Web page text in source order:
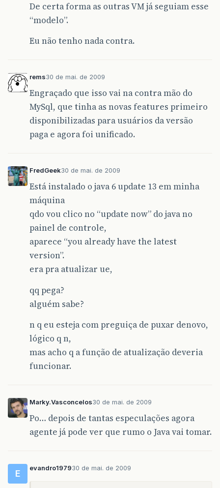
De certa forma as outras VM já seguiam esse
“modelo”.
Eu não tenho nada contra.
rems30 de mai. de 2009
Engraçado que isso vai na contra mão do
MySql, que tinha as novas features primeiro
disponibilizadas para usuários da versão
paga e agora foi unificado.
FredGeek30 de mai. de 2009
Está instalado o java 6 update 13 em minha
máquina
qdo vou clico no “update now” do java no
painel de controle,
aparece “you already have the latest
version”.
era pra atualizar ue,
qq pega?
alguém sabe?
n q eu esteja com preguiça de puxar denovo,
lógico q n,
mas acho q a função de atualização deveria
funcionar.
Marky.Vasconcelos30 de mai. de 2009
Po… depois de tantas especulações agora
agente já pode ver que rumo o Java vai tomar.
E
evandro197930 de mai. de 2009